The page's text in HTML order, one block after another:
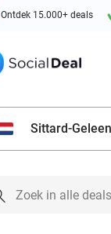
Ontdek 15.000+ deals
Sittard-Geleen